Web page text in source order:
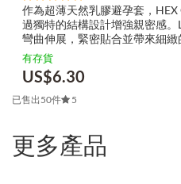
作為超薄天然乳膠避孕套，
過獨特的結構設計增強親密感
彎曲伸展，緊密貼合並帶來細
滑...
有存貨
US$6.30
已售出50件 5
更多產品